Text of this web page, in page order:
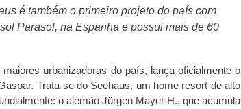
é também o primeiro projeto do país com
Parasol, na Espanha e possui mais de 60
urbanizadoras do país, lança oficialmente o
Trata-se do Seehaus, um home resort de alto
o alemão Jürgen Mayer H., que acumula